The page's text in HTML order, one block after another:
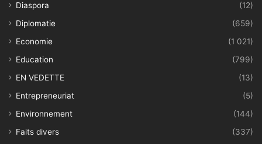
Diaspora
(12)
Diplomatie
(659)
Economie
(1 021)
Education
(799)
EN VEDETTE
(13)
Entrepreneuriat
(5)
Environnement
(144)
Faits divers
(337)